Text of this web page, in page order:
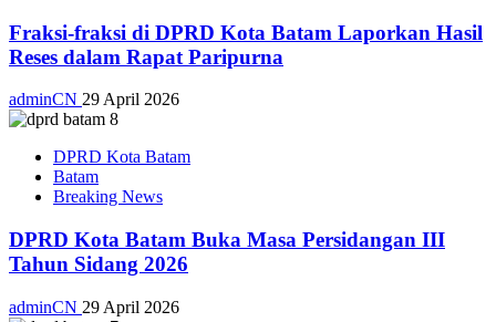
Fraksi-fraksi di DPRD Kota Batam Laporkan Hasil
Reses dalam Rapat Paripurna
adminCN 29 April 2026
DPRD Kota Batam
Batam
Breaking News
DPRD Kota Batam Buka Masa Persidangan III
Tahun Sidang 2026
adminCN 29 April 2026